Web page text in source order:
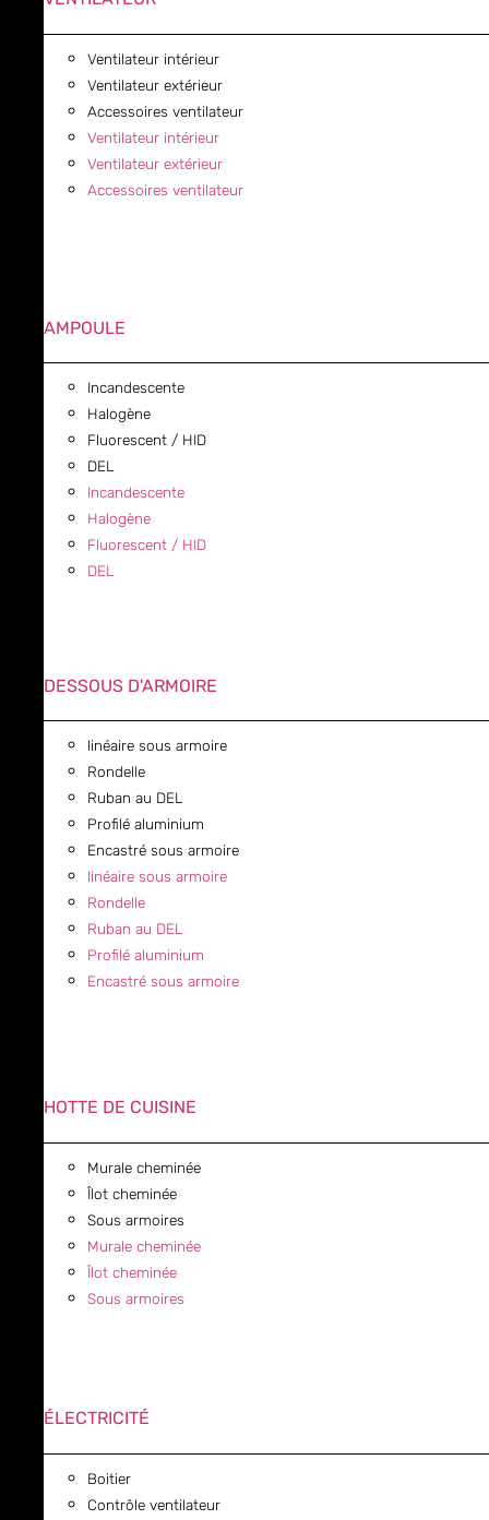
Ventilateur intérieur
Ventilateur extérieur
Accessoires ventilateur
Ventilateur intérieur
Ventilateur extérieur
Accessoires ventilateur
AMPOULE
Incandescente
Halogène
Fluorescent / HID
DEL
Incandescente
Halogène
Fluorescent / HID
DEL
DESSOUS D'ARMOIRE
linéaire sous armoire
Rondelle
Ruban au DEL
Profilé aluminium
Encastré sous armoire
linéaire sous armoire
Rondelle
Ruban au DEL
Profilé aluminium
Encastré sous armoire
HOTTE DE CUISINE
Murale cheminée
Îlot cheminée
Sous armoires
Murale cheminée
Îlot cheminée
Sous armoires
ÉLECTRICITÉ
Boitier
Contrôle ventilateur